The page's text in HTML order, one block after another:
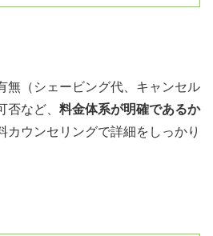
無（シェービング代、キャンセル
など、 料金体系が明確であるか
カウンセリングで詳細をしっかり